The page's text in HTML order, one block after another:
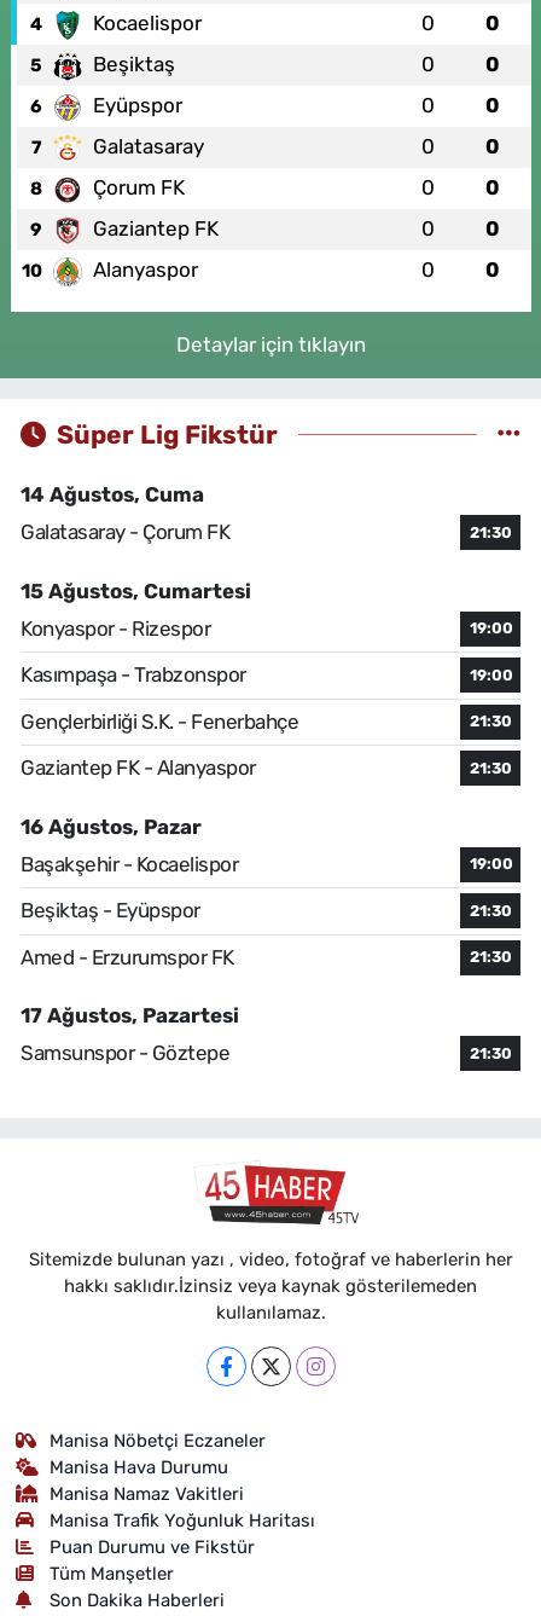
4 Kocaelispor 0 0
5 Beşiktaş 0 0
6 Eyüpspor 0 0
7 Galatasaray 0 0
8 Çorum FK 0 0
9 Gaziantep FK 0 0
10 Alanyaspor 0 0
Detaylar için tıklayın
Süper Lig Fikstür
14 Ağustos, Cuma
Galatasaray - Çorum FK
21:30
15 Ağustos, Cumartesi
Konyaspor - Rizespor
19:00
Kasımpaşa - Trabzonspor 19:00
Gençlerbirliği S.K. - Fenerbahçe 21:30
Gaziantep FK - Alanyaspor 21:30
16 Ağustos, Pazar
Başakşehir - Kocaelispor
19:00
Beşiktaş - Eyüpspor 21:30
Amed - Erzurumspor FK 21:30
17 Ağustos, Pazartesi
Samsunspor - Göztepe
21:30
Sitemizde bulunan yazı , video, fotoğraf ve haberlerin her
hakkı saklıdır.İzinsiz veya kaynak gösterilemeden
kullanılamaz.
Manisa Nöbetçi Eczaneler
Manisa Hava Durumu
Manisa Namaz Vakitleri
Manisa Trafik Yoğunluk Haritası
Puan Durumu ve Fikstür
Tüm Manşetler
Son Dakika Haberleri